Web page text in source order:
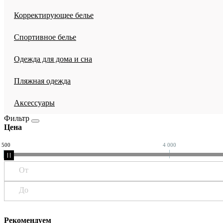
Корректирующее белье
Спортивное белье
Одежда для дома и сна
Пляжная одежда
Аксессуары
Фильтр
Цена
500 4 000
От
До
Рекомендуем